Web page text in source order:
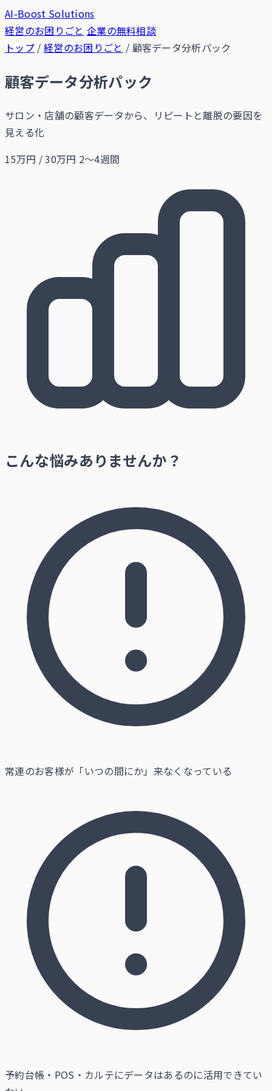
AI-Boost Solutions
経営のお困りごと 企業の無料相談
トップ / 経営のお困りごと / 顧客データ分析パック
顧客データ分析パック
サロン・店舗の顧客データから、リピートと離脱の要因を
見える化
15万円 / 30万円 2〜4週間
こんな悩みありませんか？
常連のお客様が「いつの間にか」来なくなっている
予約台帳・POS・カルテにデータはあるのに活用できてい